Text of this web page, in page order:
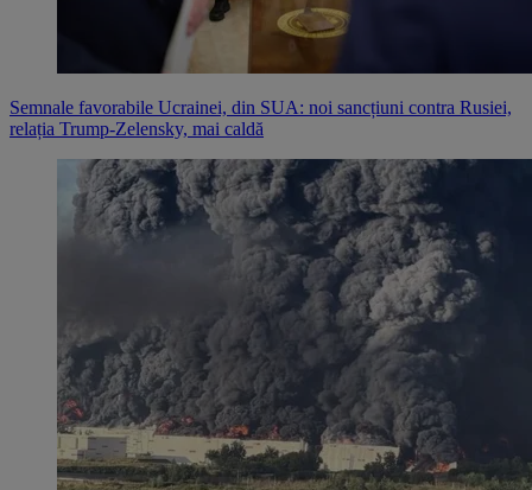
Semnale favorabile Ucrainei, din SUA: noi sancțiuni contra Rusiei,
relația Trump-Zelensky, mai caldă